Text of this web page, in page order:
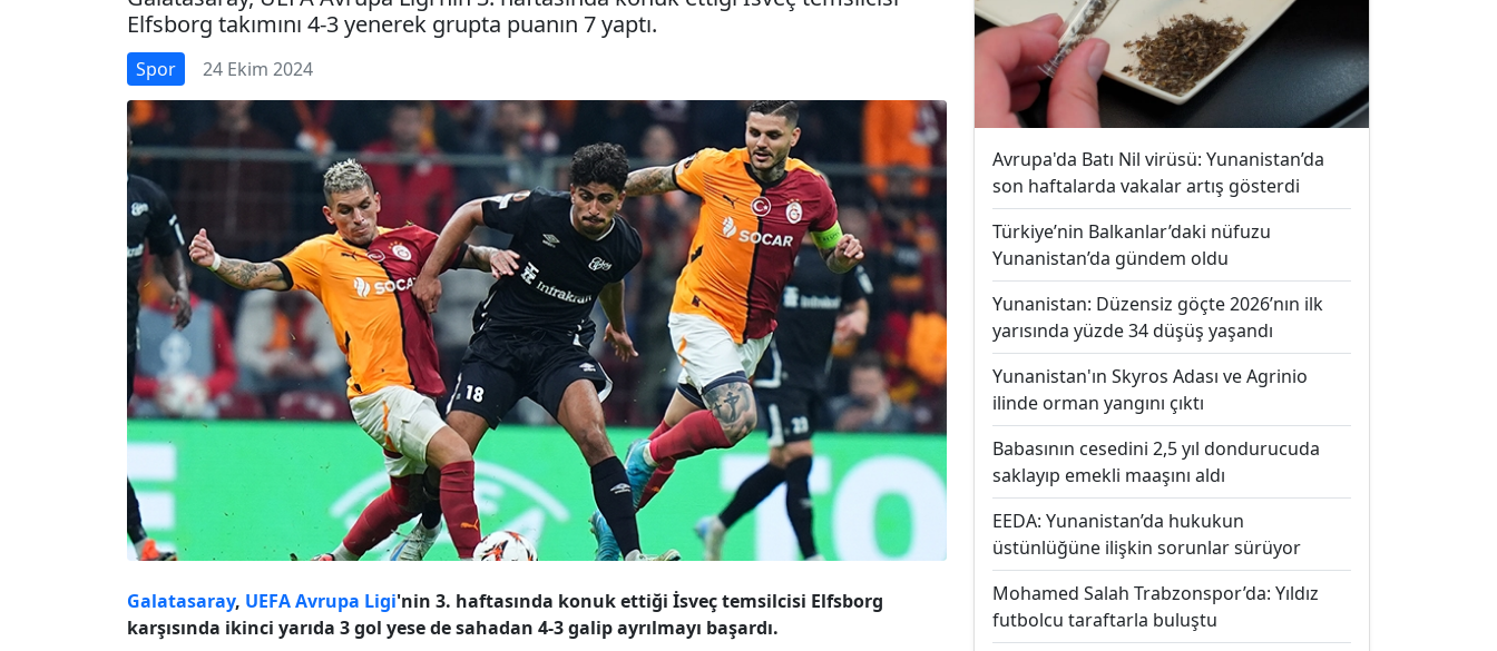
Elfsborg takımını 4-3 yenerek grupta puanın 7 yaptı.
Spor 24 Ekim 2024
Galatasaray, UEFAAvrupa Ligi'nin 3. haftasında konuk ettiği İsveç temsilcisi Elfsborg
karşısında ikinci yarıda 3 gol yese de sahadan 4-3 galip ayrılmayı başardı.
Avrupa'da Batı Nil virüsü: Yunanistan’da
son haftalarda vakalar artış gösterdi
Türkiye’nin Balkanlar’daki nüfuzu
Yunanistan’da gündem oldu
Yunanistan: Düzensiz göçte 2026’nın ilk
yarısında yüzde 34 düşüş yaşandı
Yunanistan'ın Skyros Adası ve Agrinio
ilinde orman yangını çıktı
Babasının cesedini 2,5 yıl dondurucuda
saklayıp emekli maaşını aldı
EEDA: Yunanistan’da hukukun
üstünlüğüne ilişkin sorunlar sürüyor
Mohamed Salah Trabzonspor’da: Yıldız
futbolcu taraftarla buluştu